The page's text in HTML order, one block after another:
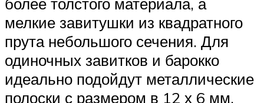
более толстого материала, а
мелкие завитушки из квадратного
прута небольшого сечения. Для
одиночных завитков и барокко
идеально подойдут металлические
полоски с размером в 12 х 6 мм.